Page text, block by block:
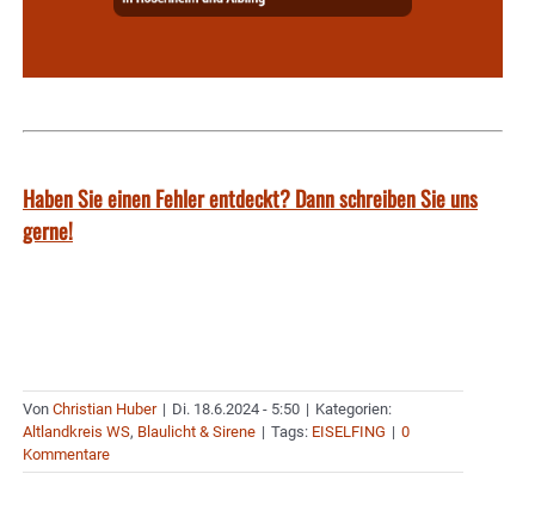
Haben Sie einen Fehler entdeckt? Dann schreiben Sie uns
gerne!
Von Christian Huber | Di. 18.6.2024 - 5:50 | Kategorien:
Altlandkreis WS, Blaulicht & Sirene | Tags: EISELFING | 0
Kommentare